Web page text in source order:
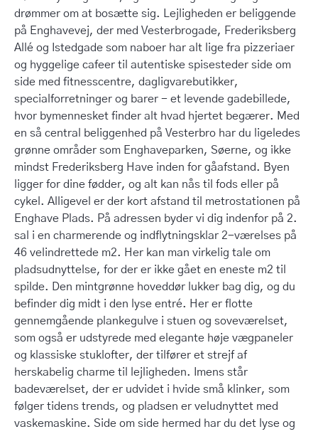
drømmer om at bosætte sig.
Lejligheden er beliggende
på Enghavevej, der med Vesterbrogade, Frederiksberg
Allé og Istedgade som naboer har alt lige fra pizzeriaer
og hyggelige cafeer til autentiske spisesteder side om
side med fitnesscentre, dagligvarebutikker,
specialforretninger og barer - et levende gadebillede,
hvor bymennesket finder alt hvad hjertet begærer. Med
en så central beliggenhed på Vesterbro har du ligeledes
grønne områder som Enghaveparken, Søerne, og ikke
mindst Frederiksberg Have inden for gåafstand. Byen
ligger for dine fødder, og alt kan nås til fods eller på
cykel. Alligevel er der kort afstand til metrostationen på
Enghave Plads. På adressen byder vi dig indenfor på 2.
sal i en charmerende og indflytningsklar 2-værelses på
46 velindrettede m2. Her kan man virkelig tale om
pladsudnyttelse, for der er ikke gået en eneste m2 til
spilde. Den mintgrønne hoveddør lukker bag dig, og du
befinder dig midt i den lyse entré. Her er flotte
gennemgående plankegulve i stuen og soveværelset,
som også er udstyrede med elegante høje vægpaneler
og klassiske stuklofter, der tilfører et strejf af
herskabelig charme til lejligheden. Imens står
badeværelset, der er udvidet i hvide små klinker, som
følger tidens trends, og pladsen er veludnyttet med
vaskemaskine. Side om side hermed har du det lyse og